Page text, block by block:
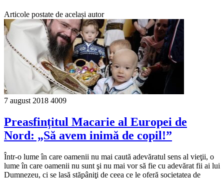
Articole postate de același autor
7 august 2018 4009
Preasfințitul Macarie al Europei de
Nord: „Să avem inimă de copil!”
Într-o lume în care oamenii nu mai caută adevăratul sens al vieţii, o
lume în care oamenii nu sunt şi nu mai vor să fie cu adevărat fii ai lui
Dumnezeu, ci se lasă stăpâniţi de ceea ce le oferă societatea de